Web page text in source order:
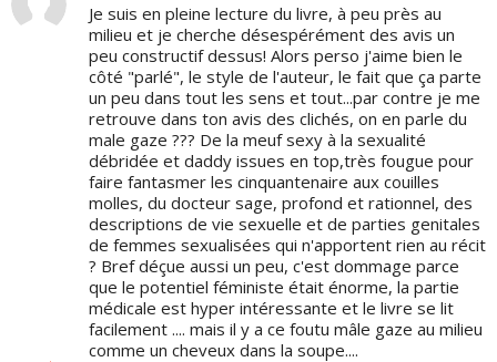
Je suis en pleine lecture du livre, à peu près au
milieu et je cherche désespérément des avis un
peu constructif dessus! Alors perso j'aime bien le
côté "parlé", le style de l'auteur, le fait que ça parte
un peu dans tout les sens et tout...par contre je me
retrouve dans ton avis des clichés, on en parle du
male gaze ??? De la meuf sexy à la sexualité
débridée et daddy issues en top,très fougue pour
faire fantasmer les cinquantenaire aux couilles
molles, du docteur sage, profond et rationnel, des
descriptions de vie sexuelle et de parties genitales
de femmes sexualisées qui n'apportent rien au récit
? Bref déçue aussi un peu, c'est dommage parce
que le potentiel féministe était énorme, la partie
médicale est hyper intéressante et le livre se lit
facilement .... mais il y a ce foutu mâle gaze au milieu
comme un cheveux dans la soupe....